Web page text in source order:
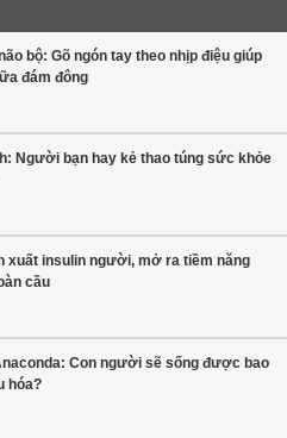
bộ: Gõ ngón tay theo nhịp điệu giúp
đám đông
Người bạn hay kẻ thao túng sức khỏe
xuất insulin người, mở ra tiềm năng
cầu
Con người sẽ sống được bao
hóa?